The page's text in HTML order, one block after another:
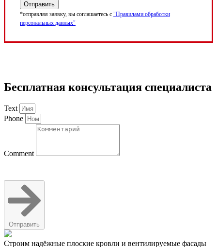
*отправляя заявку, вы соглашаетесь с "Правилами обработки
персональных данных"
Бесплатная консультация специалиста
Text
Phone
Comment
Отправить
Строим надёжные плоские кровли и вентилируемые фасады